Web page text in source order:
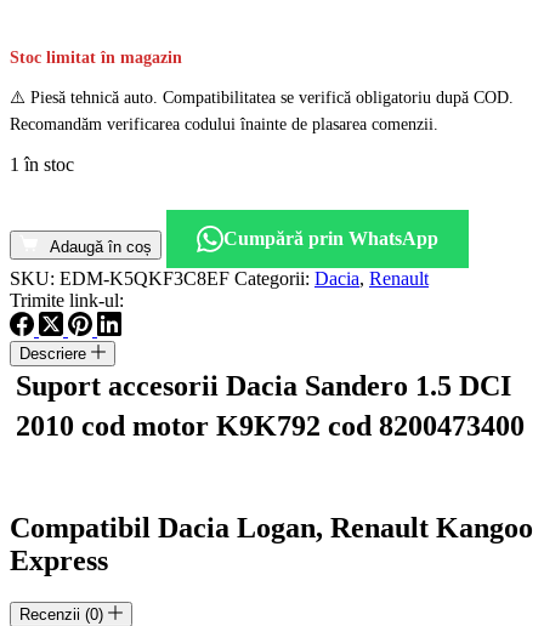
Stoc limitat în magazin
⚠️ Piesă tehnică auto. Compatibilitatea se verifică obligatoriu după COD.
Recomandăm verificarea codului înainte de plasarea comenzii.
1 în stoc
Suport
accesorii
Dacia
Sandero
1.5
DCI
2010
cod
motor
K9K792
Adaugă în coș
Cumpără prin WhatsApp
SKU: EDM-K5QKF3C8EF Categorii: Dacia, Renault
Trimite link-ul:
Descriere
Suport accesorii Dacia Sandero 1.5 DCI
2010 cod motor K9K792 cod 8200473400
Compatibil Dacia Logan, Renault Kangoo
Express
Recenzii (0)